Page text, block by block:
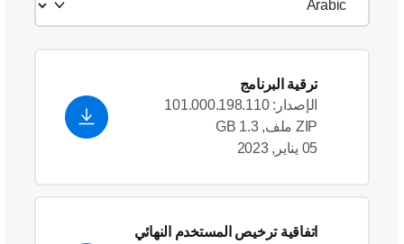
ترقية البرنامج
الإصدار: 101.000.198.110
ZIP ملف, 1.3 GB
05 يناير, 2023
اتفاقية ترخيص المستخدم النهائي